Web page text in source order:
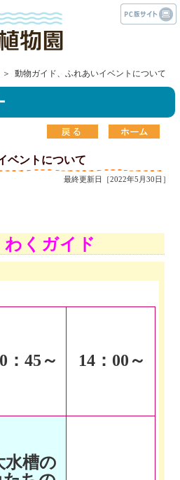
＞ 動物ガイド、ふれあいイベントについて
ベントについて
最終更新日［2022年5月30日］
くガイド
：45～ 14 ：00～
水槽の